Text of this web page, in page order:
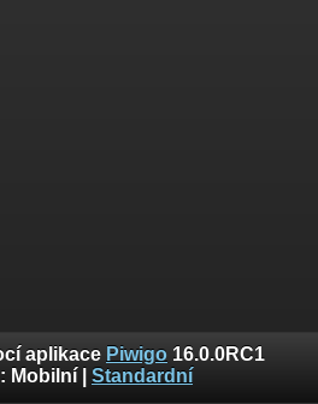
aplikace Piwigo 16.0.0RC1
Mobilní Standardní